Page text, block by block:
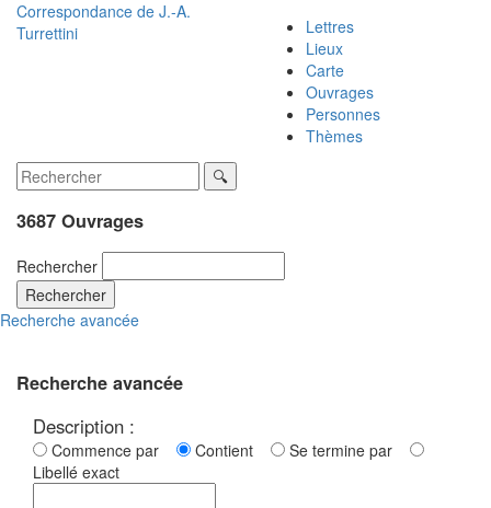
Correspondance de J.-A.
Turrettini
Lettres
Lieux
Carte
Ouvrages
Personnes
Thèmes
3687 Ouvrages
Rechercher
Rechercher
Recherche avancée
Recherche avancée
Description :
Commence par Contient
Se termine par
Libellé exact